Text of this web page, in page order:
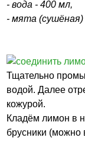
- вода - 400 мл,
- мята
Тщательно
водой. Далее
кожурой.
Кладём лимон в
брусники (можно